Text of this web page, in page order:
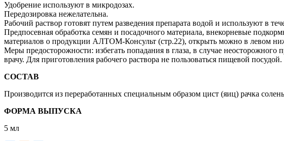
Удобрение используют в микродозах.
Передозировка нежелательна.
Рабочий раствор готовят путем разведения препарата водой и используют в
Предпосевная обработка семян и посадочного материала, внекорневые
материалов о продукции АЛТОМ-Консульт (стр.22), открыть можно в левом
Меры предосторожности: избегать попадания в глаза, в случае
врачу. Для приготовления рабочего раствора не пользоваться пищевой посудой.
СОСТАВ
Производится из переработанных специальным образом цист (яиц) рачка
ФОРМА ВЫПУСКА
5 мл